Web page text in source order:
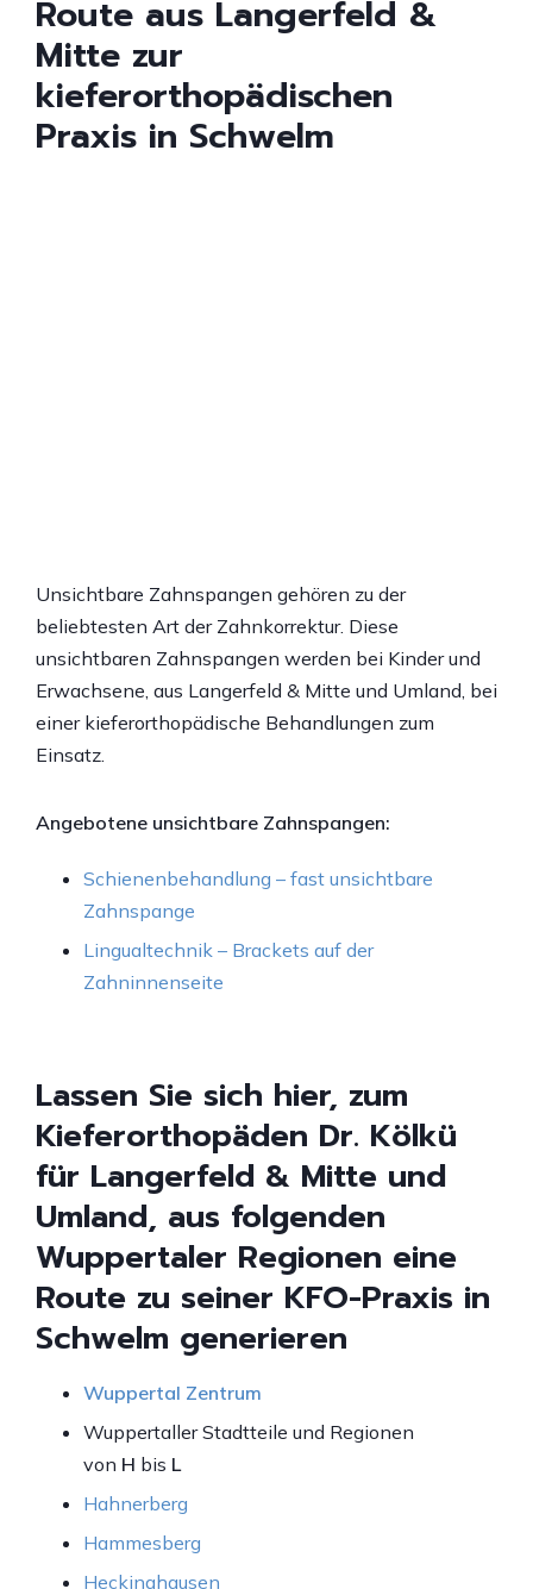
Route aus Langerfeld &
Mitte zur
kieferorthopädischen
Praxis in Schwelm
Unsichtbare Zahnspangen gehören zu der
beliebtesten Art der Zahnkorrektur. Diese
unsichtbaren Zahnspangen werden bei Kinder und
Erwachsene, aus Langerfeld & Mitte und Umland, bei
einer kieferorthopädische Behandlungen zum
Einsatz.
Angebotene unsichtbare Zahnspangen:
Schienenbehandlung – fast unsichtbare
Zahnspange
Lingualtechnik – Brackets auf der
Zahninnenseite
Lassen Sie sich hier, zum
Kieferorthopäden Dr. Kölkü
für Langerfeld & Mitte und
Umland, aus folgenden
Wuppertaler Regionen eine
Route zu seiner KFO-Praxis in
Schwelm generieren
Wuppertal Zentrum
Wuppertaller Stadtteile und Regionen
von H bis L
Hahnerberg
Hammesberg
Heckinghausen